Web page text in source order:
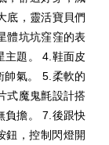
底，靈活寶貝們
體坑坑窪窪的表
主題。 4.鞋面皮
帥氣。 5.柔軟的
式魔鬼氈設計搭
負擔。 7.後跟快
鈕，控制閃燈開